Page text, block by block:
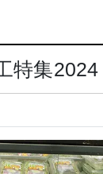
特集2024